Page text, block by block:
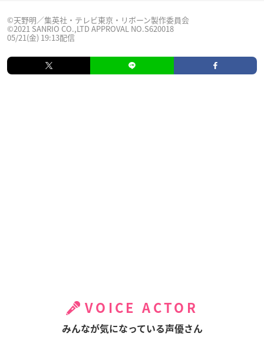
©天野明／集英社・テレビ東京・リボーン製作委員会
©2021 SANRIO CO.,LTD APPROVAL NO.S620018
05/21(金) 19:13配信
VOICE ACTOR
みんなが気になっている声優さん